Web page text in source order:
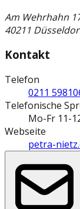
Am Wehrhahn
40211
Kontakt
Telefon
0211
Telefonische
Mo-Fr 11-
Webseite
petra-